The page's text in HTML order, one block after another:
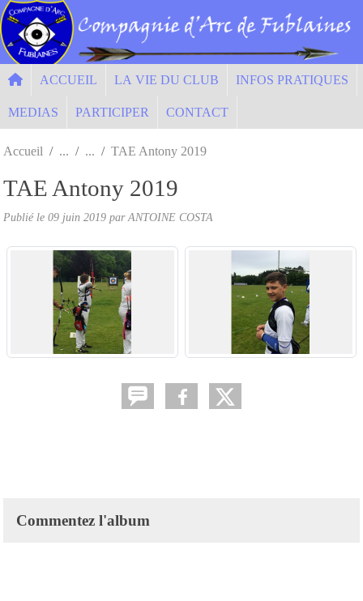
ACCUEIL LA VIE DU CLUB INFOS PRATIQUES
MEDIAS PARTICIPER CONTACT
Accueil TAE Antony 2019
TAE Antony 2019
Publié le 09 juin 2019 par ANTOINE COSTA
Commentez l'album
Panneau de gestion des cookies